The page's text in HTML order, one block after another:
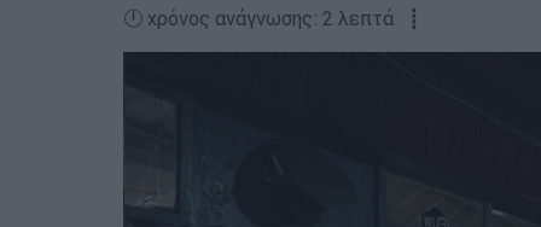
🕛 χρόνος ανάγνωσης: 2 λεπτά ┋